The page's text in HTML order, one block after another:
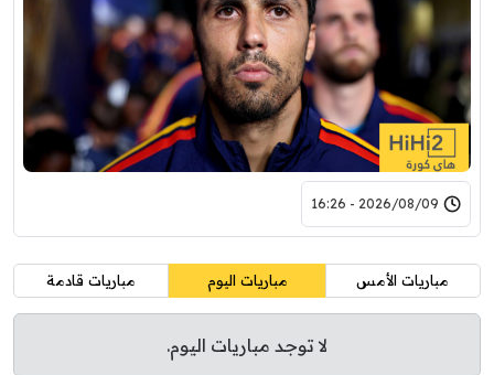
2026/08/09 - 16:26
مباريات الأمس مباريات اليوم مباريات قادمة
لا توجد مباريات اليوم.